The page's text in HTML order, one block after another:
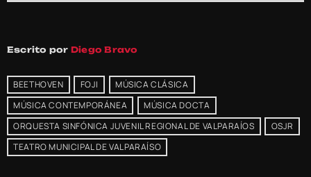
Escrito por Diego Bravo
BEETHOVEN FOJI
MÚSICA CLÁSICA
MÚSICA CONTEMPORÁNEA
MÚSICA DOCTA
ORQUESTA SINFÓNICA JUVENIL REGIONAL DE VALPARAÍOS
OSJR
TEATRO MUNICIPAL DE VALPARAÍSO